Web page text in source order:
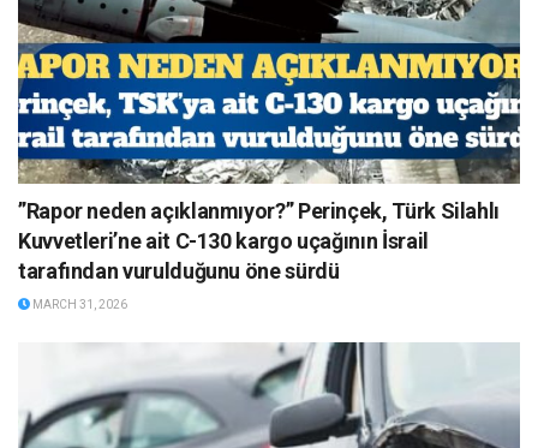
”Rapor neden açıklanmıyor?” Perinçek, Türk Silahlı
Kuvvetleri’ne ait C-130 kargo uçağının İsrail
tarafından vurulduğunu öne sürdü
MARCH 31, 2026